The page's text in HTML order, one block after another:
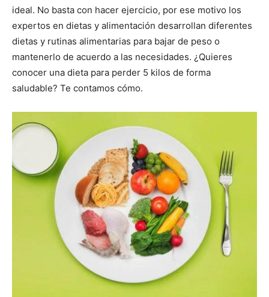
Gratis
Receta
Cocina
ideal. No basta con hacer ejercicio, por ese motivo los
expertos en dietas y alimentación desarrollan diferentes
dietas y rutinas alimentarias para bajar de peso o
mantenerlo de acuerdo a las necesidades. ¿Quieres
conocer una dieta para perder 5 kilos de forma
saludable? Te contamos cómo.